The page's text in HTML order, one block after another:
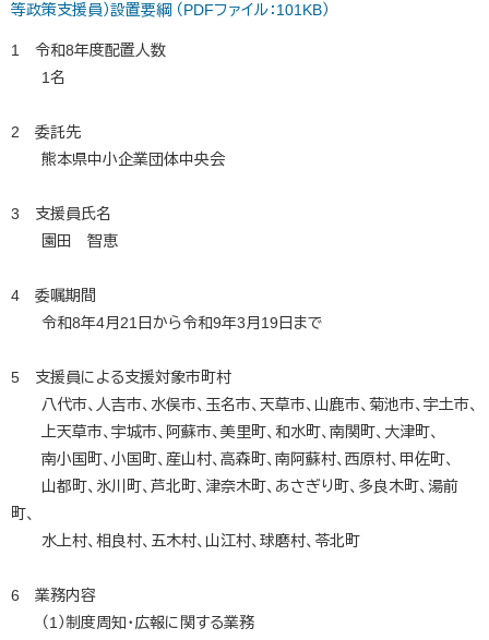
等政策支援員）設置要綱 （PDFファイル：101KB）
1 令和8年度配置人数
1名
2 委託先
熊本県中小企業団体中央会
3 支援員氏名
園田 智恵
4 委嘱期間
令和8年4月21日から令和9年3月19日まで
5 支援員による支援対象市町村
八代市、人吉市、水俣市、玉名市、天草市、山鹿市、菊池市、宇土市、
上天草市、宇城市、阿蘇市、美里町、和水町、南関町、大津町、
南小国町、小国町、産山村、高森町、南阿蘇村、西原村、甲佐町、
山都町、氷川町、芦北町、津奈木町、あさぎり町、多良木町、湯前
町、
水上村、相良村、五木村、山江村、球磨村、苓北町
6 業務内容
（1）制度周知・広報に関する業務